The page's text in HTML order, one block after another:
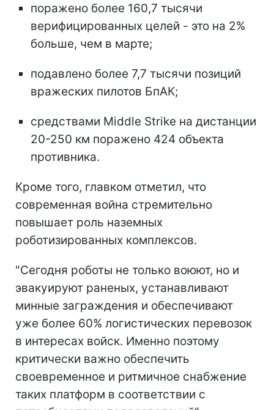
поражено более 160,7 тысячи
верифицированных целей - это на 2%
больше, чем в марте;
подавлено более 7,7 тысячи позиций
вражеских пилотов БпАК;
средствами Middle Strike на дистанции
20-250 км поражено 424 объекта
противника.
Кроме того, главком отметил, что
современная война стремительно
повышает роль наземных
роботизированных комплексов.
"Сегодня роботы не только воюют, но и
эвакуируют раненых, устанавливают
минные заграждения и обеспечивают
уже более 60% логистических перевозок
в интересах войск. Именно поэтому
критически важно обеспечить
своевременное и ритмичное снабжение
таких платформ в соответствии с